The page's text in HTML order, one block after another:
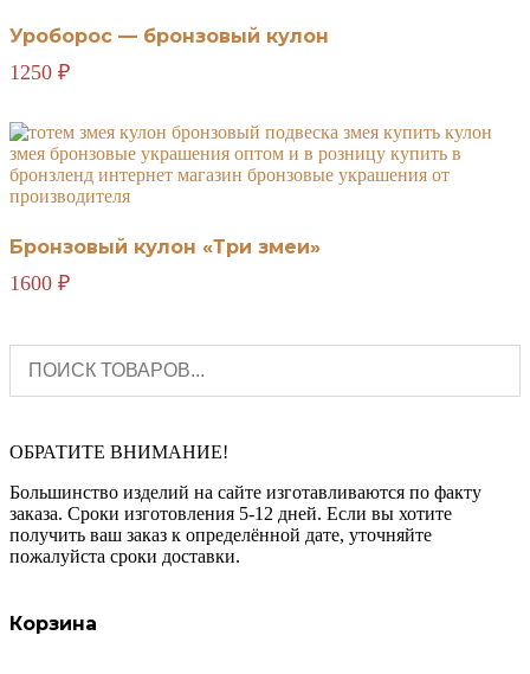
Уроборос — бронзовый кулон
1250 ₽
Бронзовый кулон «Три змеи»
1600 ₽
ОБРАТИТЕ ВНИМАНИЕ!
Большинство изделий на сайте изготавливаются по факту
заказа. Сроки изготовления 5-12 дней. Если вы хотите
получить ваш заказ к определённой дате, уточняйте
пожалуйста сроки доставки.
Корзина